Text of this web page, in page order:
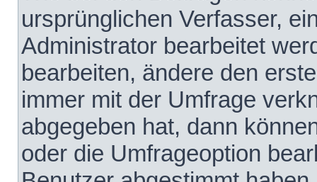
ursprünglichen Verfasser,
Administrator bearbeitet
bearbeiten, ändere den
immer mit der Umfrage
abgegeben hat, dann
oder die Umfrageoption